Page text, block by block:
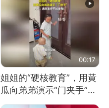
00:17
姐姐的“硬核教育”，用黄
瓜向弟弟演示“门夹手”，
网友：果然言传不如身